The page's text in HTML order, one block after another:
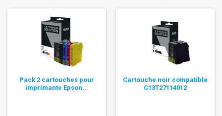
Pack 2 cartouches pour
imprimante Epson...
Cartouche noir compatible
C13T27114012